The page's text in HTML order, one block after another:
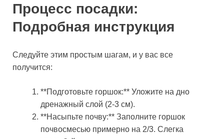
Процесс посадки:
Подробная инструкция
Следуйте этим простым шагам, и у вас все
получится:
**Подготовьте горшок:** Уложите на дно
дренажный слой (2-3 см).
**Насыпьте почву:** Заполните горшок
почвосмесью примерно на 2/3. Слегка